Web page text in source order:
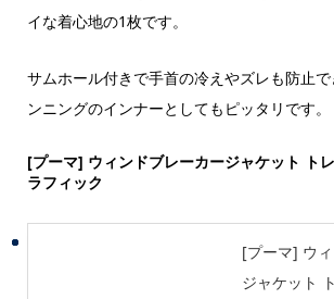
イな着心地の1枚です。
サムホール付きで手首の冷えやズレも防止
ンニングのインナーとしてもピッタリです。
[プーマ] ウィンドブレーカージャケット ト
ラフィック
[プーマ] ウ
ジャケット